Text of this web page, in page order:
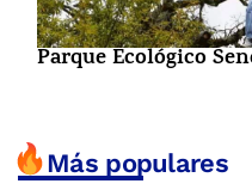
Parque Ecológico
Más populares